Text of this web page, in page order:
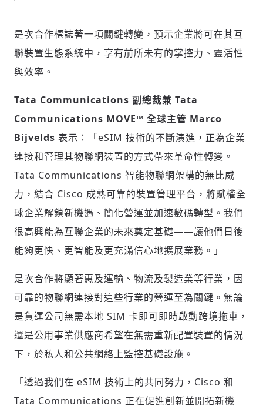
登入或註冊
輸入 Email 驗證碼
是次合作標誌著一項關鍵轉變，預示企業將可在其互
聯裝置生態系統中，享有前所未有的掌控力、靈活性
與效率。
Tata Communications 副總裁兼 Tata
Communications MOVE™ 全球主管 Marco
Bijvelds 表示：「eSIM 技術的不斷演進，正為企業
連接和管理其物聯網裝置的方式帶來革命性轉變。
Tata Communications 智能物聯網架構的無比威
力，結合 Cisco 成熟可靠的裝置管理平台，將賦權全
球企業解鎖新機遇、簡化營運並加速數碼轉型。我們
很高興能為互聯企業的未來奠定基礎——讓他們日後
能夠更快、更智能及更充滿信心地擴展業務。」
是次合作將顯著惠及運輸、物流及製造業等行業，因
可靠的物聯網連接對這些行業的營運至為關鍵。無論
是貨運公司無需本地 SIM 卡即可即時啟動跨境拖車，
還是公用事業供應商希望在無需重新配置裝置的情況
下，於私人和公共網絡上監控基礎設施。
「透過我們在 eSIM 技術上的共同努力，Cisco 和
Tata Communications 正在促進創新並開拓新機